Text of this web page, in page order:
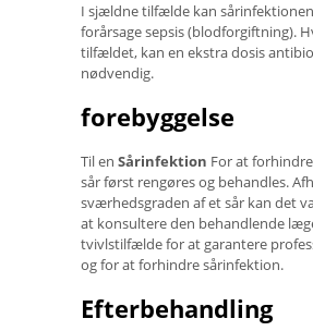
I sjældne tilfælde kan
forårsage sepsis (blodforgiftning).
tilfældet, kan en ekstra dosis
nødvendig.
forebyggelse
Til en Sårinfektion For at
sår først rengøres og behandles.
sværhedsgraden af ​​et sår kan det
at konsultere den behandlende
tvivlstilfælde for at garantere
og for at forhindre sårinfektion.
Efterbehandling